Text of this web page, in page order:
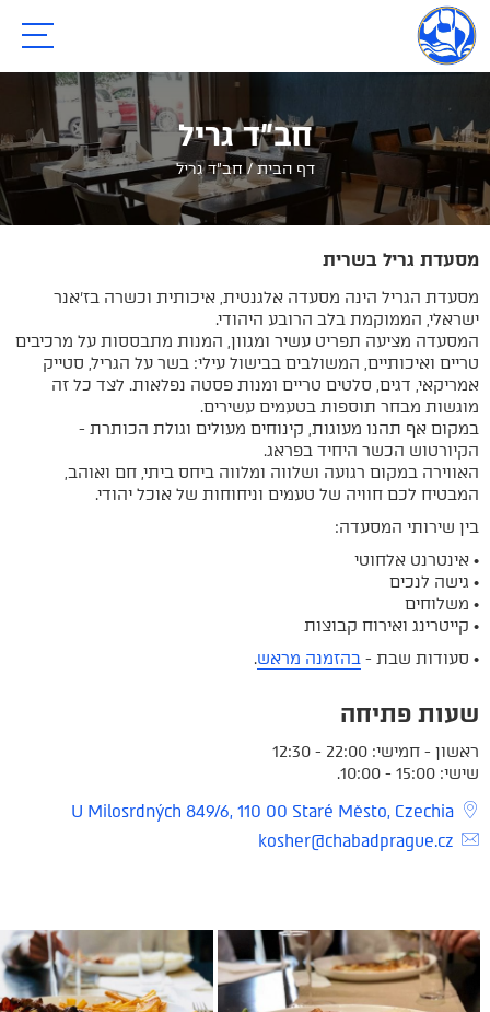
תפריט
חב"ד גריל
דף הבית/חב"ד גריל
מסעדת גריל בשרית
מסעדת הגריל הינה מסעדה אלגנטית, איכותית וכשרה בז'אנר
ישראלי, הממוקמת בלב הרובע היהודי.
המסעדה מציעה תפריט עשיר ומגוון, המנות מתבססות על מרכיבים
טריים ואיכותיים, המשולבים בבישול עילי: בשר על הגריל, סטייק
אמריקאי, דגים, סלטים טריים ומנות פסטה נפלאות. לצד כל זה
מוגשות מבחר תוספות בטעמים עשירים.
במקום אף תהנו מעוגות, קינוחים מעולים וגולת הכותרת -
הקיורטוש הכשר היחיד בפראג.
האווירה במקום רגועה ושלווה ומלווה ביחס ביתי, חם ואוהב,
המבטיח לכם חוויה של טעמים וניחוחות של אוכל יהודי.
בין שירותי המסעדה:
• אינטרנט אלחוטי
• גישה לנכים
• משלוחים
• קייטרינג ואירוח קבוצות
• סעודות שבת -בהזמנה מראש.
שעות פתיחה
ראשון - חמישי: 22:00 - 12:30
שישי: 15:00 - 10:00.
U Milosrdných 849/6, 110 00 Staré Město, Czechia
kosher@chabadprague.cz